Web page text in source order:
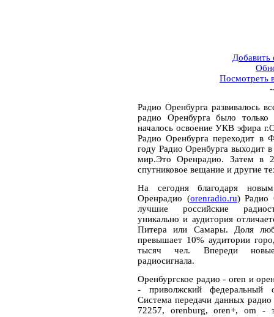
Посмотреть
Радио Оренбурга развивалось
радио Оренбурга было
началось освоение УКВ эфира
Радио Оренбурга переходит
году Радио Оренбурга выходит в
мир.Это Оренрадио. Затем в
спутниковое вещание и другие
На сегодня благодаря
Оренрадио (orenradio.ru) Радио
лучшие российские
уникально и аудитория
Питера или Самары. Доля
превышает 10% аудитории
тысяч чел. Впереди новые
радиосигнала.
Оренбургское радио - oren и
- приволжский федеральный
Система передачи данных
72257, orenburg, oren+, om -